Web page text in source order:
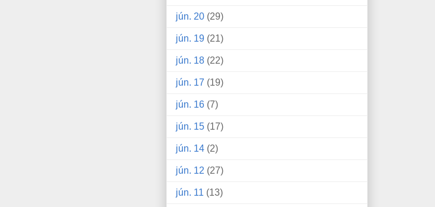
jún. 20 (29)
jún. 19 (21)
jún. 18 (22)
jún. 17 (19)
jún. 16 (7)
jún. 15 (17)
jún. 14 (2)
jún. 12 (27)
jún. 11 (13)